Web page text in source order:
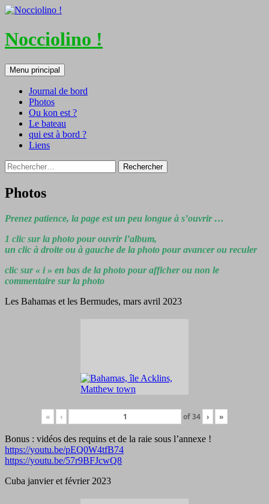
Nocciolino !
Recherche
Menu principal
Aller
au
contenu
Journal de bord
Photos
Ou kon est ?
Le bateau
qui est à bord ?
Liens
Rechercher :
Photos
Prenez patience, la page est un peu longue à s’ouvrir …
1 clic sur la photo pour ouvrir l’album,
un clic à droite ou à gauche de la photo pour avancer ou reculer
clic sur « i » en bas de la photo pour afficher ou non le
commentaire sur la photo
Les Bahamas et les Bermudes, mars avril 2023
« ‹ of34 › »
Bonus : vidéos des requins et de la raie sous l’annexe !
https://youtu.be/pEQ0W4tfB74
https://youtu.be/57r9BFJcwQ8
Cuba janvier et février 2023